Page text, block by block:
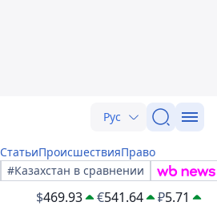
Рус
СтатьиПроисшествияПраво
#Казахстан в сравнении
$469.93 €541.64 ₽5.71